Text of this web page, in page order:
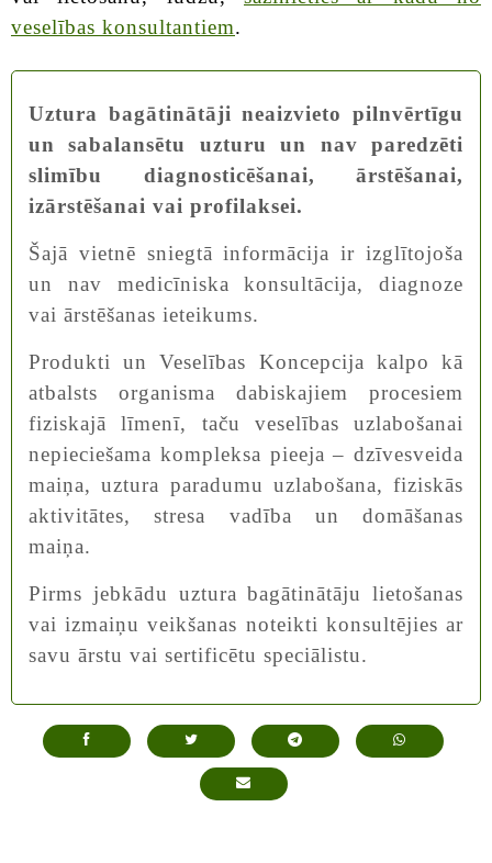
veselības konsultantiem.
Uztura bagātinātāji neaizvieto pilnvērtīgu
un sabalansētu uzturu un nav paredzēti
slimību diagnosticēšanai, ārstēšanai,
izārstēšanai vai profilaksei.
Šajā vietnē sniegtā informācija ir izglītojoša
un nav medicīniska konsultācija, diagnoze
vai ārstēšanas ieteikums.
Produkti un Veselības Koncepcija kalpo kā
atbalsts organisma dabiskajiem procesiem
fiziskajā līmenī, taču veselības uzlabošanai
nepieciešama kompleksa pieeja – dzīvesveida
maiņa, uztura paradumu uzlabošana, fiziskās
aktivitātes, stresa vadība un domāšanas
maiņa.
Pirms jebkādu uztura bagātinātāju lietošanas
vai izmaiņu veikšanas noteikti konsultējies ar
savu ārstu vai sertificētu speciālistu.